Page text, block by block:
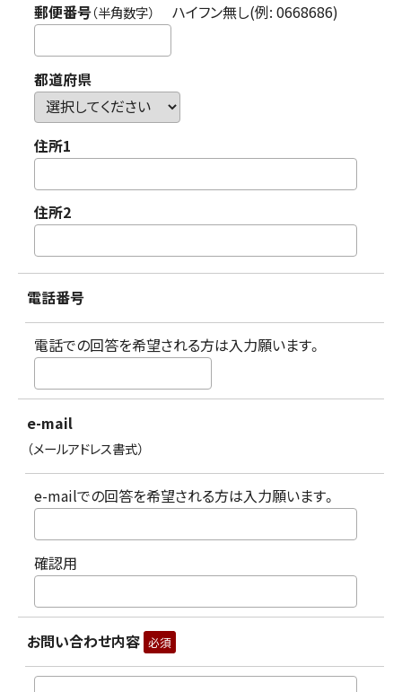
郵便番号（半角数字） ハイフン無し(例: 0668686)
都道府県
住所1
住所2
電話番号
電話での回答を希望される方は入力願います。
e-mail
（メールアドレス書式）
e-mailでの回答を希望される方は入力願います。
確認用
お問い合わせ内容 必須